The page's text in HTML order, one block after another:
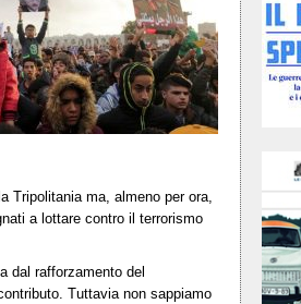
Tripolitania ma, almeno per ora,
a lottare contro il terrorismo
dal rafforzamento del
Tuttavia non sappiamo